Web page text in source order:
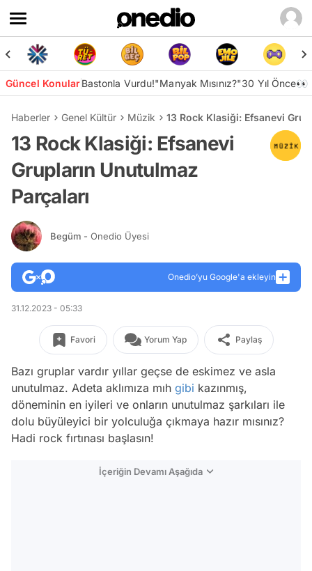
Güncel KonularBastonla Vurdu!"Manyak Mısınız?"30 Yıl Önce👀
Haberler Genel Kültür Müzik 13 Rock Klasiği: Efsanevi
13 Rock Klasiği: Efsanevi
Grupların Unutulmaz
Parçaları
Begüm - Onedio Üyesi
Onedio’yu Google'a ekleyin
31.12.2023 - 05:33
Favori Yorum Yap Paylaş
Bazı gruplar vardır yıllar geçse de eskimez ve asla
unutulmaz. Adeta aklımıza mıh gibi kazınmış,
döneminin en iyileri ve onların unutulmaz şarkıları ile
dolu büyüleyici bir yolculuğa çıkmaya hazır mısınız?
Hadi rock fırtınası başlasın!
İçeriğin Devamı Aşağıda